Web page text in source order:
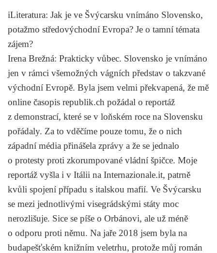
iLiteratura: Jak je ve Švýcarsku vnímáno Slovensko,
potažmo středovýchodní Evropa? Je o tamní témata
zájem?
Irena Brežná: Prakticky vůbec. Slovensko je vnímáno
jen v rámci všemožných vágních představ o takzvané
východní Evropě. Byla jsem velmi překvapená, že mě
online časopis republik.ch požádal o reportáž
z demonstrací, které se v loňském roce na Slovensku
pořádaly. Za to vděčíme pouze tomu, že o nich
západní média přinášela zprávy a že se jednalo
o protesty proti zkorumpované vládní špičce. Moje
reportáž vyšla i v Itálii na Internazionale.it, patrně
kvůli spojení případu s italskou mafií. Ve Švýcarsku
se mezi jednotlivými visegrádskými státy moc
nerozlišuje. Sice se píše o Orbánovi, ale už méně
o odporu proti němu. Na jaře 2018 jsem byla na
budapešťském knižním veletrhu, protože můj román